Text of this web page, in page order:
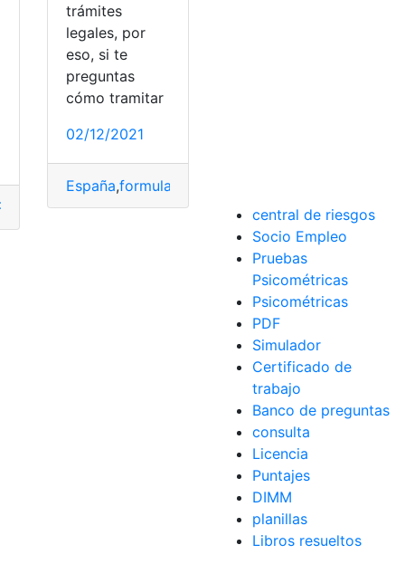
,Tasas
,Requisitos,requisitos mínimos Tasas, tipos de
trámites
legales, por
eso, si te
preguntas
cómo tramitar
02/12/2021
España,formulario 046
central de riesgos
Socio Empleo
Pruebas
Psicométricas
Psicométricas
PDF
Simulador
Certificado de
trabajo
Banco de preguntas
consulta
Licencia
Puntajes
DIMM
planillas
Libros resueltos